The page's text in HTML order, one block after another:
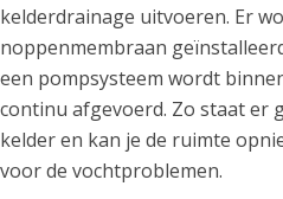
kelderdrainage uitvoeren. Er
noppenmembraan
een pompsysteem wordt
continu afgevoerd. Zo staat er
kelder en kan je de ruimte
voor de vochtproblemen.